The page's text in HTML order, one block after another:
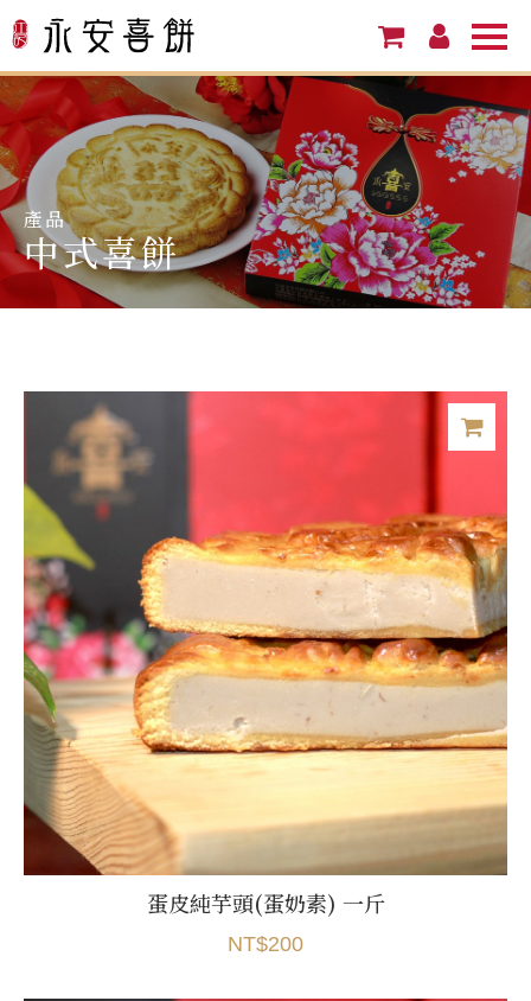
產品
中式喜餅
蛋皮純芋頭(蛋奶素) 一斤
NT$200